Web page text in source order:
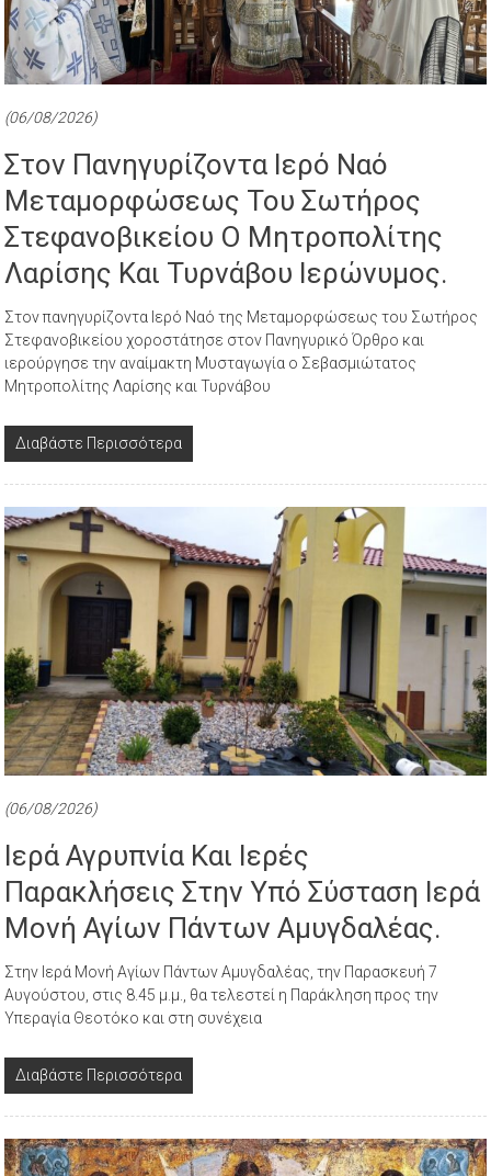
(06/08/2026)
Στον Πανηγυρίζοντα Ιερό Ναό
Μεταμορφώσεως Του Σωτήρος
Στεφανοβικείου Ο Μητροπολίτης
Λαρίσης Και Τυρνάβου Ιερώνυμος.
Στον πανηγυρίζοντα Ιερό Ναό της Μεταμορφώσεως του Σωτήρος
Στεφανοβικείου χοροστάτησε στον Πανηγυρικό Όρθρο και
ιερούργησε την αναίμακτη Μυσταγωγία ο Σεβασμιώτατος
Μητροπολίτης Λαρίσης και Τυρνάβου
Διαβάστε Περισσότερα
(06/08/2026)
Ιερά Αγρυπνία Και Ιερές
Παρακλήσεις Στην Υπό Σύσταση Ιερά
Μονή Αγίων Πάντων Αμυγδαλέας.
Στην Ιερά Μονή Αγίων Πάντων Αμυγδαλέας, την Παρασκευή 7
Αυγούστου, στις 8.45 μ.μ., θα τελεστεί η Παράκληση προς την
Υπεραγία Θεοτόκο και στη συνέχεια
Διαβάστε Περισσότερα